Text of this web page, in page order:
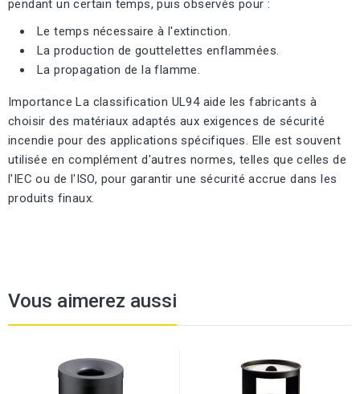
pendant un certain temps, puis observés pour :
Le temps nécessaire à l'extinction.
La production de gouttelettes enflammées.
La propagation de la flamme.
Importance La classification UL94 aide les fabricants à
choisir des matériaux adaptés aux exigences de sécurité
incendie pour des applications spécifiques. Elle est souvent
utilisée en complément d'autres normes, telles que celles de
l'IEC ou de l'ISO, pour garantir une sécurité accrue dans les
produits finaux.
Vous aimerez aussi